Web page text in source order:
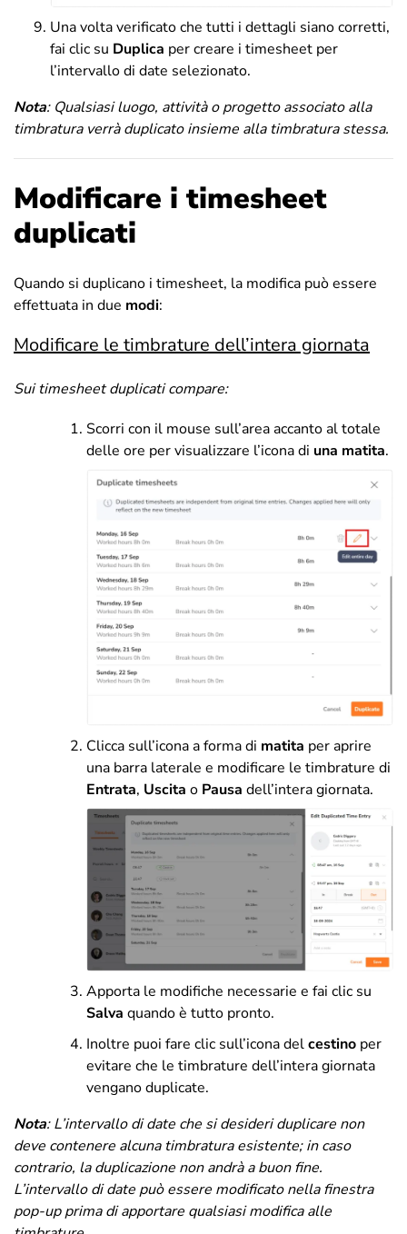
Una volta verificato che tutti i dettagli siano corretti,
fai clic su Duplica per creare i timesheet per
l’intervallo di date selezionato.
Nota: Qualsiasi luogo, attività o progetto associato alla
timbratura verrà duplicato insieme alla timbratura stessa.
Modificare i timesheet
duplicati
Quando si duplicano i timesheet, la modifica può essere
effettuata in due modi:
Modificare le timbrature dell’intera giornata
Sui timesheet duplicati compare:
Scorri con il mouse sull’area accanto al totale
delle ore per visualizzare l’icona di una matita.
Clicca sull’icona a forma di matita per aprire
una barra laterale e modificare le timbrature di
Entrata, Uscita o Pausa dell’intera giornata.
Apporta le modifiche necessarie e fai clic su
Salva quando è tutto pronto.
Inoltre puoi fare clic sull’icona delcestino per
evitare che le timbrature dell’intera giornata
vengano duplicate.
Nota:L’intervallo di date che si desideri duplicare non
deve contenere alcuna timbratura esistente; in caso
contrario, la duplicazione non andrà a buon fine.
L’intervallo di date può essere modificato nella finestra
pop-up prima di apportare qualsiasi modifica alle